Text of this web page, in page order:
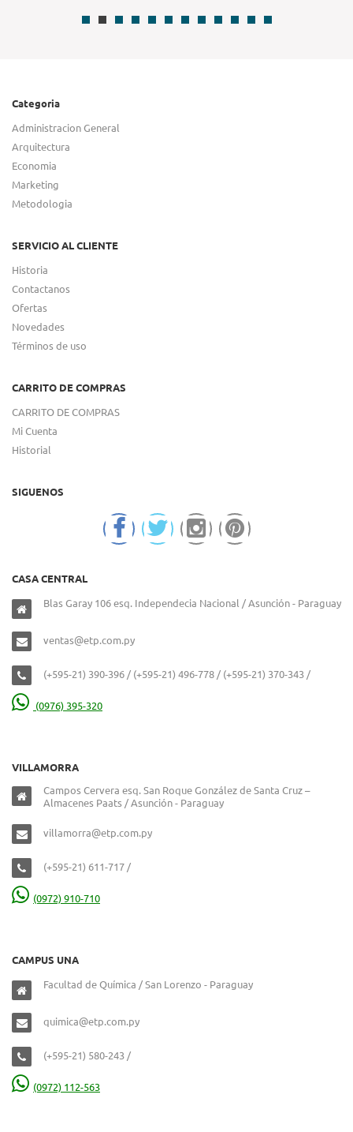
Categoria
Administracion General
Arquitectura
Economia
Marketing
Metodologia
SERVICIO AL CLIENTE
Historia
Contactanos
Ofertas
Novedades
Términos de uso
CARRITO DE COMPRAS
CARRITO DE COMPRAS
Mi Cuenta
Historial
SIGUENOS
CASA CENTRAL
Blas Garay 106 esq. Independecia Nacional / Asunción - Paraguay
ventas@etp.com.py
(+595-21) 390-396 / (+595-21) 496-778 / (+595-21) 370-343 /
(0976) 395-320
VILLAMORRA
Campos Cervera esq. San Roque González de Santa Cruz –
Almacenes Paats / Asunción - Paraguay
villamorra@etp.com.py
(+595-21) 611-717 /
(0972) 910-710
CAMPUS UNA
Facultad de Química / San Lorenzo - Paraguay
quimica@etp.com.py
(+595-21) 580-243 /
(0972) 112-563